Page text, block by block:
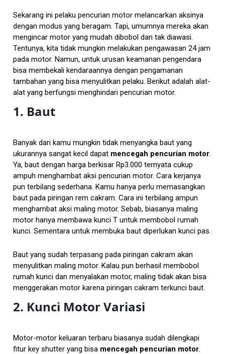
Sekarang ini pelaku pencurian motor melancarkan aksinya
dengan modus yang beragam. Tapi, umumnya mereka akan
mengincar motor yang mudah dibobol dan tak diawasi.
Tentunya, kita tidak mungkin melakukan pengawasan 24 jam
pada motor. Namun, untuk urusan keamanan pengendara
bisa membekali kendaraannya dengan pengamanan
tambahan yang bisa menyulitkan pelaku. Berikut adalah alat-
alat yang berfungsi menghindari pencurian motor.
1. Baut
Banyak dari kamu mungkin tidak menyangka baut yang
ukurannya sangat kecil dapat mencegah pencurian motor.
Ya, baut dengan harga berkisar Rp3.000 ternyata cukup
ampuh menghambat aksi pencurian motor. Cara kerjanya
pun terbilang sederhana. Kamu hanya perlu memasangkan
baut pada piringan rem cakram. Cara ini terbilang ampun
menghambat aksi maling motor. Sebab, biasanya maling
motor hanya membawa kunci T untuk membobol rumah
kunci. Sementara untuk membuka baut diperlukan kunci pas.
Baut yang sudah terpasang pada piringan cakram akan
menyulitkan maling motor. Kalau pun berhasil membobol
rumah kunci dan menyalakan motor, maling tidak akan bisa
menggerakan motor karena piringan cakram terkunci baut.
2. Kunci Motor Variasi
Motor-motor keluaran terbaru biasanya sudah dilengkapi
fitur key shutter yang bisa mencegah pencurian motor.